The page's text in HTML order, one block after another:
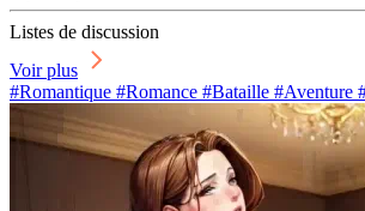
Listes de discussion
Voir plus
#Romantique #Romance #Bataille #Aventure